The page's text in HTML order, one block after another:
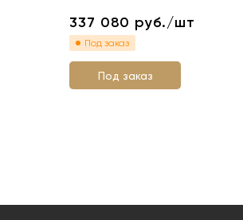
337 080 руб./шт
Под заказ
Под заказ